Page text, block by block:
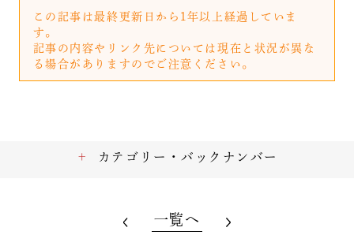
この記事は最終更新日から1年以上経過していま
す。
記事の内容やリンク先については現在と状況が異な
る場合がありますのでご注意ください。
カテゴリー・バックナンバー
一覧へ